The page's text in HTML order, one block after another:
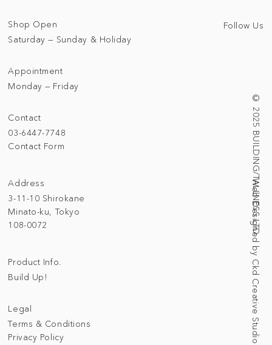
Address
3-11-10 Shirokane
Minato-ku, Tokyo
108-0072
© 2025 BUILDING/TALLNESS LTD.
Web Designed by Ckd Creative Studio
Contact
03-6447-7748
Contact Form
Shop Open
Saturday — Sunday & Holiday
Appointment
Monday — Friday
Legal
Terms & Conditions
Privacy Policy
Product Info.
Build Up!
Follow Us